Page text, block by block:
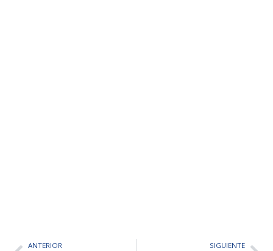
ANTERIOR SIGUIENTE